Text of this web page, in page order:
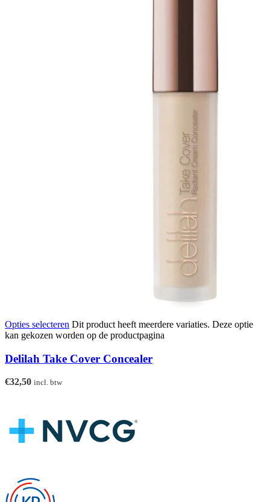
Opties selecteren Dit product heeft meerdere variaties. Deze optie
kan gekozen worden op de productpagina
Delilah Take Cover Concealer
€32,50 incl. btw